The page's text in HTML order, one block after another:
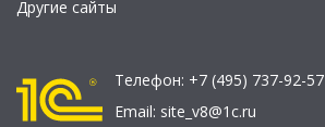
Другие сайты
Телефон: +7 (495) 737-92-57
Email: site_v8@1c.ru